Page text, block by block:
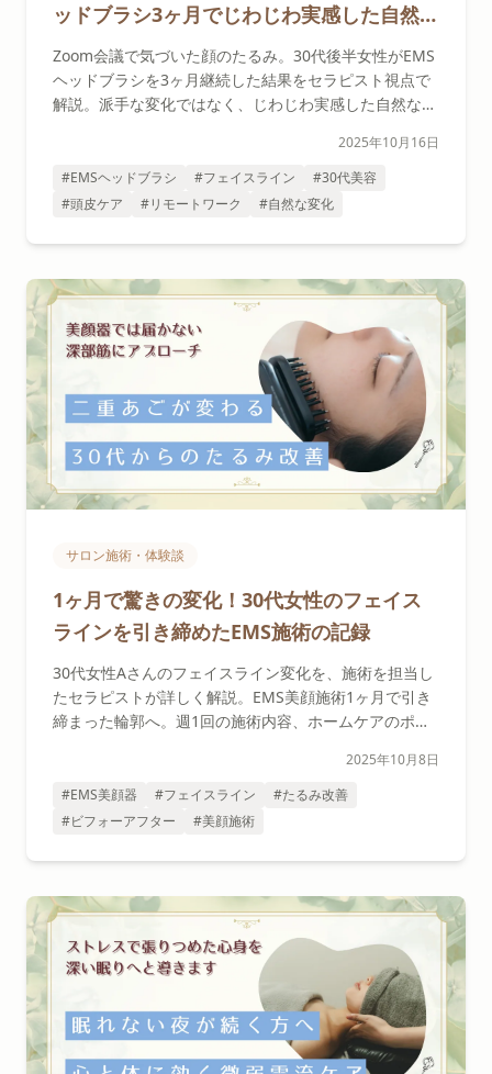
ッドブラシ3ヶ月でじわじわ実感した自然な
変化【30代の体験談】
Zoom会議で気づいた顔のたるみ。30代後半女性がEMS
ヘッドブラシを3ヶ月継続した結果をセラピスト視点で
解説。派手な変化ではなく、じわじわ実感した自然なフ
2025年10月16日
#EMSヘッドブラシ
#フェイスライン
#30代美容
#頭皮ケア
#リモートワーク #自然な変化
サロン施術・体験談
1ヶ月で驚きの変化！30代女性のフェイス
ラインを引き締めたEMS施術の記録
30代女性Aさんのフェイスライン変化を、施術を担当し
たセラピストが詳しく解説。EMS美顔施術1ヶ月で引き
締まった輪郭へ。週1回の施術内容、ホームケアのポイ
2025年10月8日
#EMS美顔器
#フェイスライン
#たるみ改善
#ビフォーアフター
#美顔施術